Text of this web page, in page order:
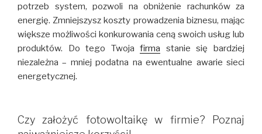
potrzeb system, pozwoli na obniżenie rachunków za
energię. Zmniejszysz koszty prowadzenia biznesu, mając
większe możliwości konkurowania ceną swoich usług lub
produktów. Do tego Twojafirma stanie się bardziej
niezależna – mniej podatna na ewentualne awarie sieci
energetycznej.
Czy założyć fotowoltaikę w firmie? Poznaj